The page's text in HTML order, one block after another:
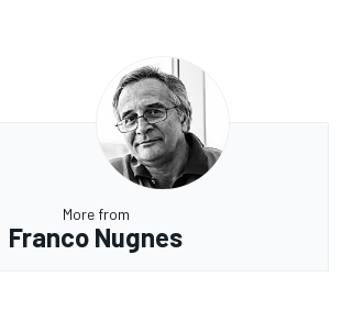
More from
Franco Nugnes